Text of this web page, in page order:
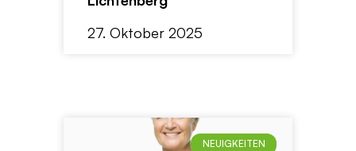
27. Oktober 2025
NEUIGKEITEN